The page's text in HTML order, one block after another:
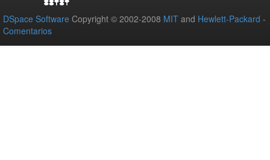
DSpace Software Copyright © 2002-2008 MIT and Hewlett-Packard -
Comentarios